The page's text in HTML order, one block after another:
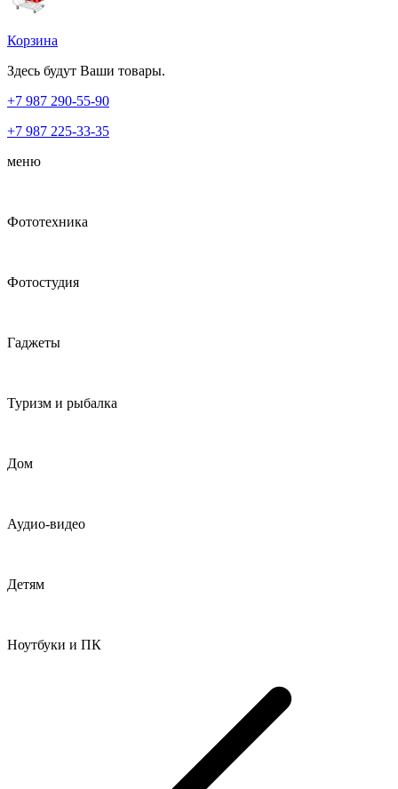
Корзина
Здесь будут Ваши товары.
+7 987 290-55-90
+7 987 225-33-35
меню
Фототехника
Фотостудия
Гаджеты
Туризм и рыбалка
Дом
Аудио-видео
Детям
Ноутбуки и ПК